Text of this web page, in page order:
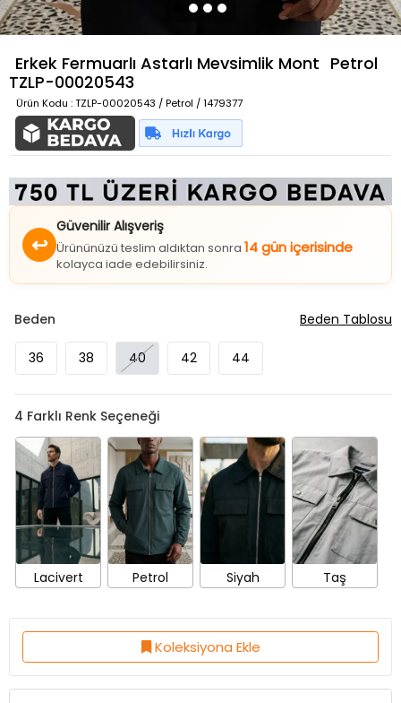
Erkek Fermuarlı Astarlı Mevsimlik Mont Petrol
TZLP-00020543
Ürün Kodu : TZLP-00020543 / Petrol / 1479377
↩
Güvenilir Alışveriş
Ürününüzü teslim aldıktan sonra 14 gün içerisinde
kolayca iade edebilirsiniz.
Beden
36 38 40 42 44
Beden Tablosu
4 Farklı Renk Seçeneği
Lacivert Petrol Siyah Taş
Koleksiyona Ekle